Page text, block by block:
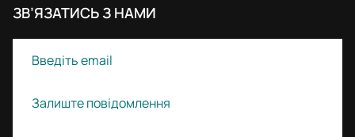
ЗВ’ЯЗАТИСЬ З НАМИ